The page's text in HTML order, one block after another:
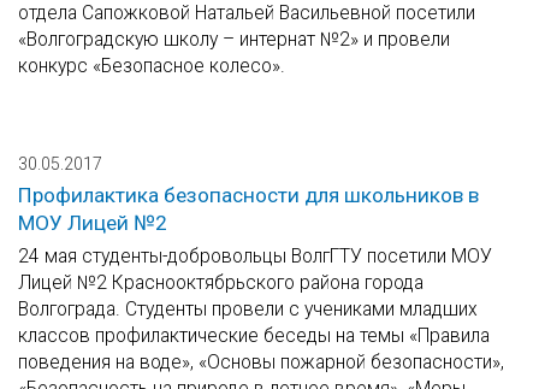
отдела Сапожковой Натальей Васильевной посетили
«Волгоградскую школу – интернат №2» и провели
конкурс «Безопасное колесо».
30.05.2017
Профилактика безопасности для школьников в
МОУ Лицей №2
24 мая студенты-добровольцы ВолгГТУ посетили МОУ
Лицей №2 Краснооктябрьского района города
Волгограда. Студенты провели с учениками младших
классов профилактические беседы на темы «Правила
поведения на воде», «Основы пожарной безопасности»,